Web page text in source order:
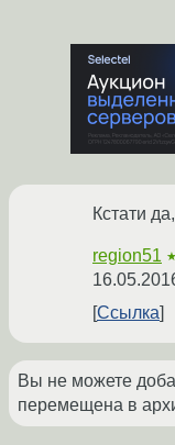
Кстати
region51
Ссылка
Вы не можете
перемещена в